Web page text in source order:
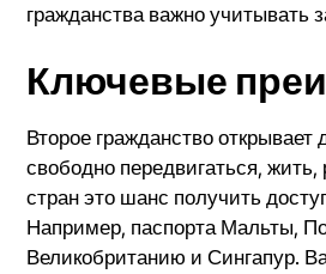
гражданства важно учитывать
Ключевые
Второе гражданство
свободно передвигаться,
стран это шанс получить
Например, паспорта Мальты,
Великобританию и Сингапур.